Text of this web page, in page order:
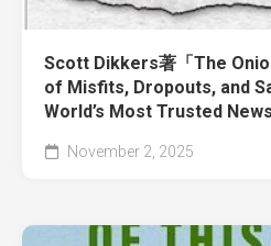
Scott Dikkers著「The
of Misfits, Dropouts, and
World’s Most Trusted
November 2, 2025